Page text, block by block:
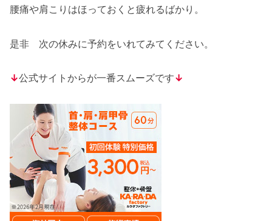
腰痛や肩こりはほっておくと疲れるばかり。
是非 次の休みに予約をいれてみてください。
↓公式サイトからが一番スムーズです↓